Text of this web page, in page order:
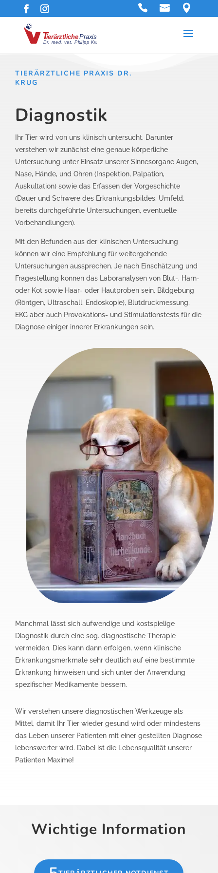
TIERÄRZTLICHE PRAXIS DR.
KRUG
Diagnostik
Ihr Tier wird von uns klinisch untersucht. Darunter
verstehen wir zunächst eine genaue körperliche
Untersuchung unter Einsatz unserer Sinnesorgane Augen,
Nase, Hände, und Ohren (Inspektion, Palpation,
Auskultation) sowie das Erfassen der Vorgeschichte
(Dauer und Schwere des Erkrankungsbildes, Umfeld,
bereits durchgeführte Untersuchungen, eventuelle
Vorbehandlungen).
Mit den Befunden aus der klinischen Untersuchung
können wir eine Empfehlung für weitergehende
Untersuchungen aussprechen. Je nach Einschätzung und
Fragestellung können das Laboranalysen von Blut-, Harn-
oder Kot sowie Haar- oder Hautproben sein, Bildgebung
(Röntgen, Ultraschall, Endoskopie), Blutdruckmessung,
EKG aber auch Provokations- und Stimulationstests für die
Diagnose einiger innerer Erkrankungen sein.
Manchmal lässt sich aufwendige und kostspielige
Diagnostik durch eine sog. diagnostische Therapie
vermeiden. Dies kann dann erfolgen, wenn klinische
Erkrankungsmerkmale sehr deutlich auf eine bestimmte
Erkrankung hinweisen und sich unter der Anwendung
spezifischer Medikamente bessern.
Wir verstehen unsere diagnostischen Werkzeuge als
Mittel, damit Ihr Tier wieder gesund wird oder mindestens
das Leben unserer Patienten mit einer gestellten Diagnose
lebenswerter wird. Dabei ist die Lebensqualität unserer
Patienten Maxime!
Wichtige Information